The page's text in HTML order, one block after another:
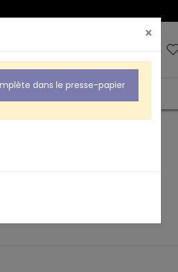
×
dans le presse-papier